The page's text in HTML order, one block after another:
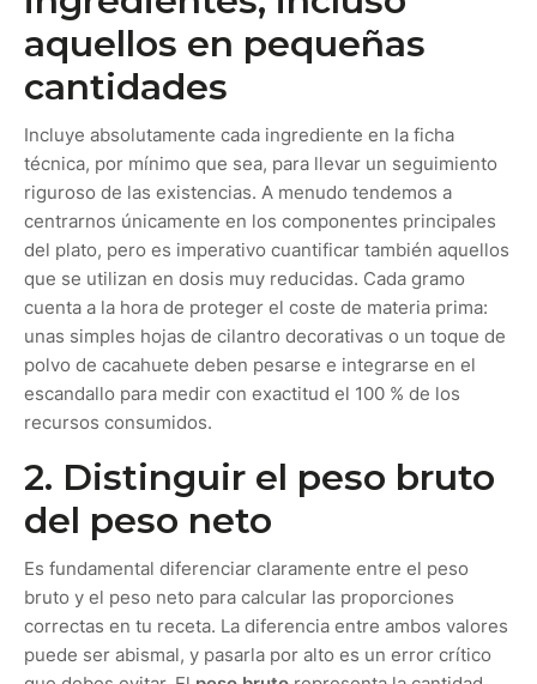
aquellos en pequeñas
cantidades
Incluye absolutamente cada ingrediente en la ficha
técnica, por mínimo que sea, para llevar un seguimiento
riguroso de las existencias. A menudo tendemos a
centrarnos únicamente en los componentes principales
del plato, pero es imperativo cuantificar también aquellos
que se utilizan en dosis muy reducidas. Cada gramo
cuenta a la hora de proteger el coste de materia prima:
unas simples hojas de cilantro decorativas o un toque de
polvo de cacahuete deben pesarse e integrarse en el
escandallo para medir con exactitud el 100 % de los
recursos consumidos.
2. Distinguir el peso bruto
del peso neto
Es fundamental diferenciar claramente entre el peso
bruto y el peso neto para calcular las proporciones
correctas en tu receta. La diferencia entre ambos valores
puede ser abismal, y pasarla por alto es un error crítico